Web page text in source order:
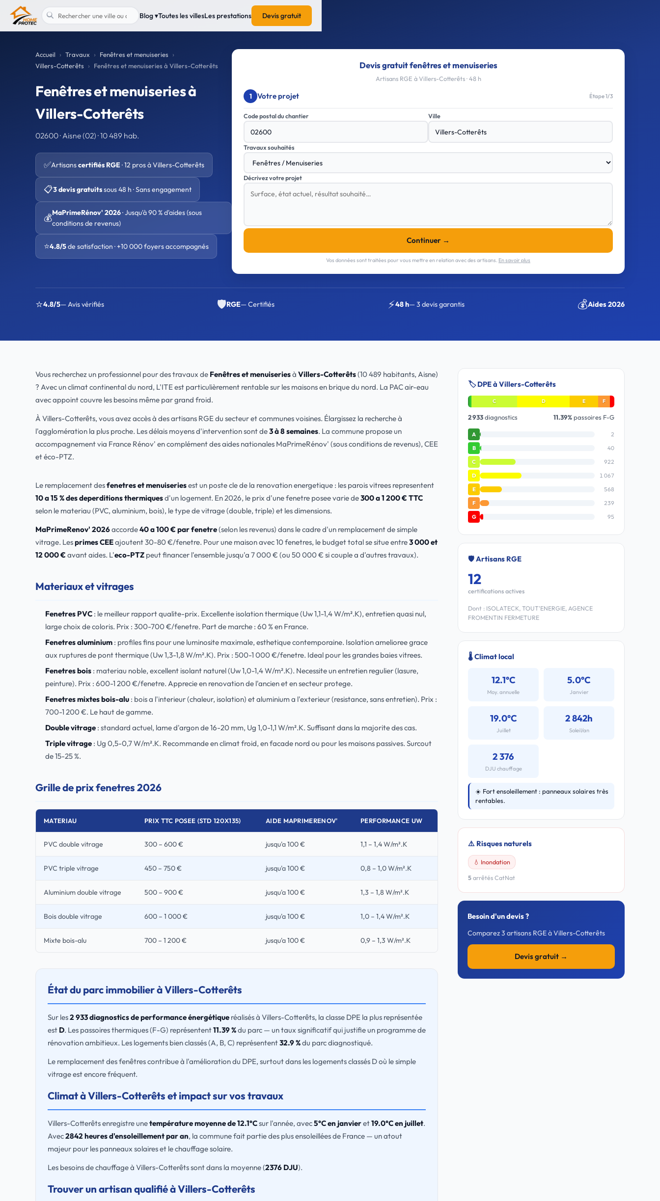
Blog ▾Toutes les villesLes prestations Devis gratuit
Accueil Travaux
Fenêtres et menuiseries
Villers-Cotterêts
Fenêtres et menuiseries à Villers-Cotterêts
Fenêtres et menuiseries à
Villers-Cotterêts
02600 · Aisne (02) · 10 489 hab.
✅Artisanscertifiés RGE · 12 pros à Villers-Cotterêts
📋3 devis gratuitssous 48 h · Sans engagement
💰MaPrimeRénov' 2026· Jusqu'à 90 % d'aides (sous
conditions de revenus)
⭐4.8/5de satisfaction · +10 000 foyers accompagnés
Devis gratuit fenêtres et menuiseries
Artisans RGE à Villers-Cotterêts · 48 h
1 Votre projet Étape 1/3
Code postal du chantier Ville
Travaux souhaités
Décrivez votre projet
Continuer →
Vos données sont traitées pour vous mettre en relation avec des artisans. En savoir plus
⭐4.8/5— Avis vérifiés 🛡️RGE— Certifiés ⚡48 h— 3 devis garantis 💰Aides 2026
Vous recherchez un professionnel pour des travaux de Fenêtres et menuiseriesà Villers-Cotterêts(10 489 habitants, Aisne)
? Avec un climat continental du nord, L'ITE est particulièrement rentable sur les maisons en brique du nord. La PAC air-eau
avec appoint couvre les besoins même par grand froid.
À Villers-Cotterêts, vous avez accès à des artisans RGE du secteur et communes voisines. Élargissez la recherche à
l'agglomération la plus proche. Les délais moyens d'intervention sont de3 à 8 semaines. La commune propose un
accompagnement via France Rénov' en complément des aides nationales MaPrimeRénov' (sous conditions de revenus), CEE
et éco-PTZ.
Le remplacement desfenetres et menuiseriesest un poste cle de la renovation energetique : les parois vitrees representent
10 a 15 % des deperditions thermiquesd'un logement. En 2026, le prix d'une fenetre posee varie de300 a 1 200 € TTC
selon le materiau (PVC, aluminium, bois), le type de vitrage (double, triple) et les dimensions.
MaPrimeRenov' 2026accorde40 a 100 € par fenetre(selon les revenus) dans le cadre d'un remplacement de simple
vitrage. Lesprimes CEEajoutent 30-80 €/fenetre. Pour une maison avec 10 fenetres, le budget total se situe entre3 000 et
12 000 € avant aides. L'eco-PTZ peut financer l'ensemble jusqu'a 7 000 € (ou 50 000 € si couple a d'autres travaux).
Materiaux et vitrages
Fenetres PVC: le meilleur rapport qualite-prix. Excellente isolation thermique (Uw 1,1-1,4 W/m².K), entretien quasi nul,
large choix de coloris. Prix : 300-700 €/fenetre. Part de marche : 60 % en France.
Fenetres aluminium: profiles fins pour une luminosite maximale, esthetique contemporaine. Isolation amelioree grace
aux ruptures de pont thermique (Uw 1,3-1,8 W/m².K). Prix : 500-1 000 €/fenetre. Ideal pour les grandes baies vitrees.
Fenetres bois: materiau noble, excellent isolant naturel (Uw 1,0-1,4 W/m².K). Necessite un entretien regulier (lasure,
peinture). Prix : 600-1 200 €/fenetre. Apprecie en renovation de l'ancien et en secteur protege.
Fenetres mixtes bois-alu: bois a l'interieur (chaleur, isolation) et aluminium a l'exterieur (resistance, sans entretien). Prix :
700-1 200 €. Le haut de gamme.
Double vitrage: standard actuel, lame d'argon de 16-20 mm, Ug 1,0-1,1 W/m².K. Suffisant dans la majorite des cas.
Triple vitrage: Ug 0,5-0,7 W/m².K. Recommande en climat froid, en facade nord ou pour les maisons passives. Surcout
de 15-25 %.
Grille de prix fenetres 2026
MATERIAU PRIX TTC POSEE (STD 120X135) AIDE MAPRIMERENOV' PERFORMANCE UW
PVC double vitrage 300 – 600 € jusqu'a 100 € 1,1 – 1,4 W/m².K
PVC triple vitrage 450 – 750 € jusqu'a 100 € 0,8 – 1,0 W/m².K
Aluminium double vitrage 500 – 900 € jusqu'a 100 € 1,3 – 1,8 W/m².K
Bois double vitrage 600 – 1 000 € jusqu'a 100 € 1,0 – 1,4 W/m².K
Mixte bois-alu 700 – 1 200 € jusqu'a 100 € 0,9 – 1,3 W/m².K
État du parc immobilier à Villers-Cotterêts
Sur les2 933 diagnostics de performance énergétique réalisés à Villers-Cotterêts, la classe DPE la plus représentée
est D. Les passoires thermiques (F-G) représentent11.39 %du parc — un taux significatif qui justifie un programme de
rénovation ambitieux. Les logements bien classés (A, B, C) représentent32.9 %du parc diagnostiqué.
Le remplacement des fenêtres contribue à l'amélioration du DPE, surtout dans les logements classés D où le simple
vitrage est encore fréquent.
Climat à Villers-Cotterêts et impact sur vos travaux
Villers-Cotterêts enregistre unetempérature moyenne de 12.1°Csur l'année, avec5°C en janvieret19.0°C en juillet.
Avec2842 heures d'ensoleillement par an, la commune fait partie des plus ensoleillées de France — un atout
majeur pour les panneaux solaires et le chauffage solaire.
Les besoins de chauffage à Villers-Cotterêts sont dans la moyenne (2376 DJU).
Trouver un artisan qualifié à Villers-Cotterêts
🏷️ DPE à Villers-Cotterêts
C D E F
2 933diagnostics 11.39%passoires F-G
A 2
B 40
C 922
D 1 067
E 568
F 239
G 95
🛡️ Artisans RGE
12
certifications actives
Dont : ISOLATECK, TOUT'ENERGIE, AGENCE
FROMENTIN FERMETURE
🌡️ Climat local
12.1°C
Moy. annuelle
5.0°C
Janvier
19.0°C
Juillet
2 842h
Soleil/an
2 376
DJU chauffage
☀️ Fort ensoleillement : panneaux solaires très
rentables.
⚠️ Risques naturels
💧 Inondation
5 arrêtés CatNat
Besoin d'un devis ?
Comparez 3 artisans RGE à Villers-Cotterêts
Devis gratuit →